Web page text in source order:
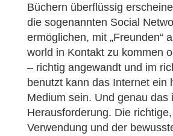
Büchern überflüssig
die sogenannten Social
ermöglichen, mit „Freunden“
world in Kontakt zu kommen
– richtig angewandt und im
benutzt kann das Internet ein
Medium sein. Und genau das
Herausforderung. Die
Verwendung und der